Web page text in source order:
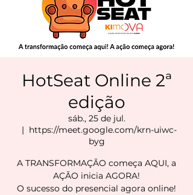
HotSeat Online 2ª
edição
sáb., 25 de jul.
  |
https://meet.google.com/krn-uiwc-
byg
A TRANSFORMAÇÃO começa AQUI, a
AÇÃO inicia AGORA!
O sucesso do presencial agora online!